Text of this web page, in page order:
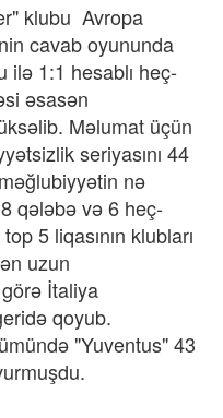
klubu Avropa
cavab oyununda
ilə 1:1 hesablı heç-
əsasən
Məlumat üçün
seriyasını 44
nə
qələbə və 6 heç-
5 liqasının klubları
uzun
İtaliya
qoyub.
"Yuventus" 43